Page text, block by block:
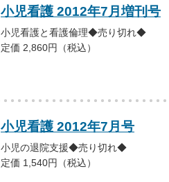
小児看護 2012年7月増刊号
小児看護と看護倫理◆売り切れ◆
定価 2,860円（税込）
小児看護 2012年7月号
小児の退院支援◆売り切れ◆
定価 1,540円（税込）